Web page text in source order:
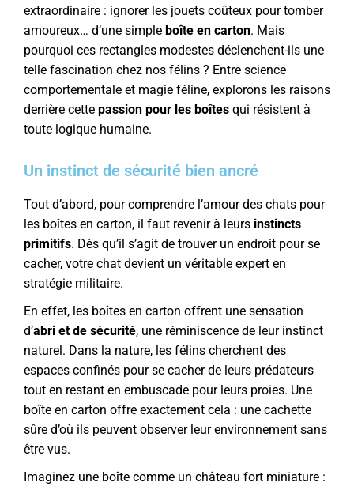
extraordinaire : ignorer les jouets coûteux pour tomber
amoureux… d’une simple boîte en carton. Mais
pourquoi ces rectangles modestes déclenchent-ils une
telle fascination chez nos félins ? Entre science
comportementale et magie féline, explorons les raisons
derrière cette passion pour les boîtes qui résistent à
toute logique humaine.
Un instinct de sécurité bien ancré
Tout d’abord, pour comprendre l’amour des chats pour
les boîtes en carton, il faut revenir à leurs instincts
primitifs. Dès qu’il s’agit de trouver un endroit pour se
cacher, votre chat devient un véritable expert en
stratégie militaire.
En effet, les boîtes en carton offrent une sensation
d’abri et de sécurité, une réminiscence de leur instinct
naturel. Dans la nature, les félins cherchent des
espaces confinés pour se cacher de leurs prédateurs
tout en restant en embuscade pour leurs proies. Une
boîte en carton offre exactement cela : une cachette
sûre d’où ils peuvent observer leur environnement sans
être vus.
Imaginez une boîte comme un château fort miniature :